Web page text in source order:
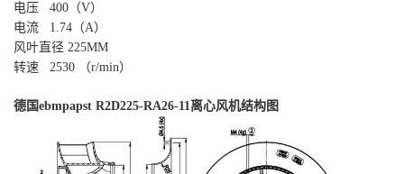
电压 400（V）
电流 1.74（A）
风叶直径 225MM
转速 2530 （r/min）
德国ebmpapst R2D225-RA26-11离心风机结构图